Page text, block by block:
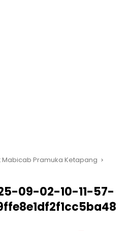
Pramuka Ketapang
09-02-10-11-57-